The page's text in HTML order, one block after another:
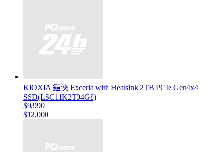
KIOXIA 鎧俠 Exceria with Heatsink 2TB PCIe Gen4x4
SSD(LSC11K2T04G8)
$9,990
$12,000